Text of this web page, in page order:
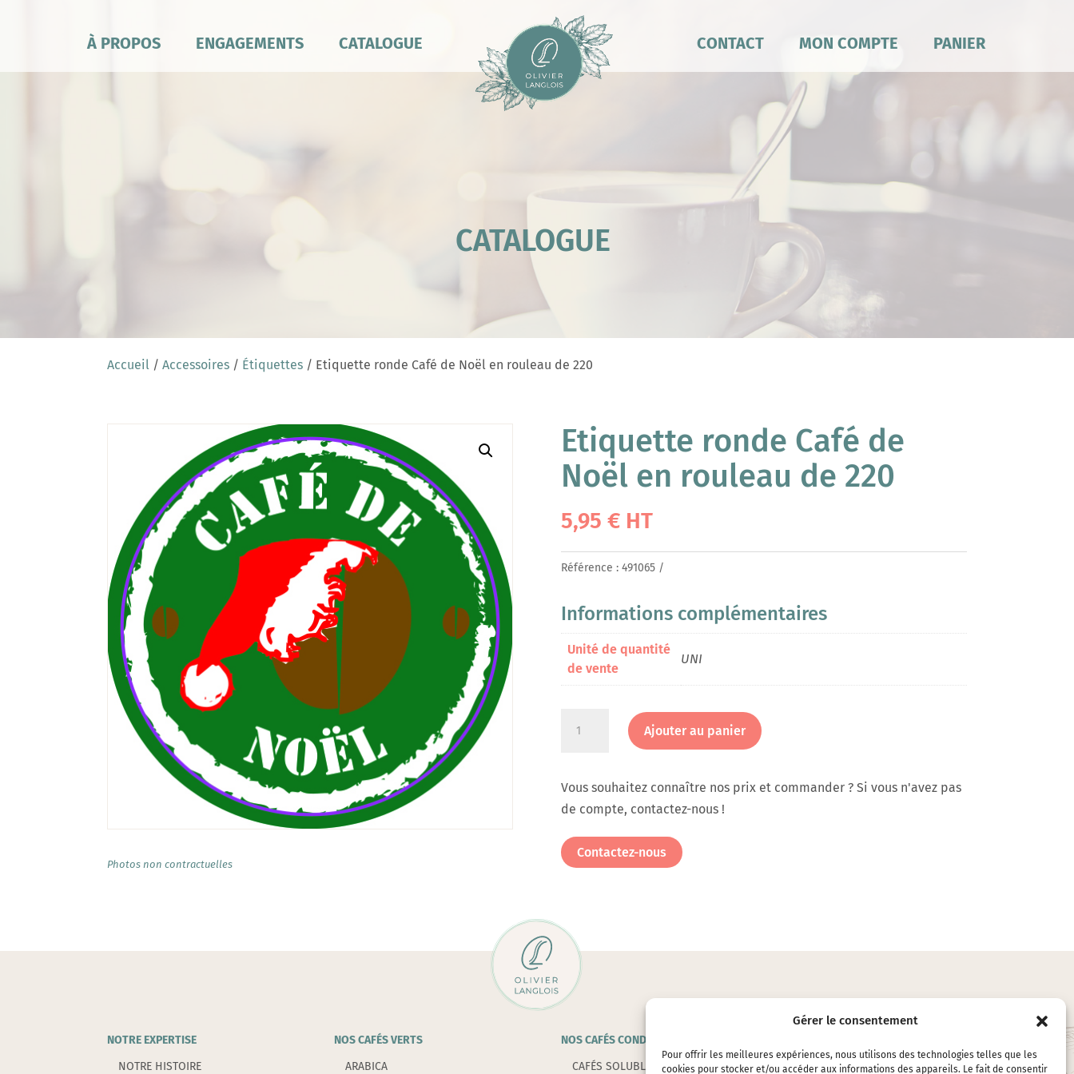
Gérer le consentement
Pour offrir les meilleures expériences, nous utilisons des technologies telles que les
cookies pour stocker et/ou accéder aux informations des appareils. Le fait de consentir
À PROPOS ENGAGEMENTS CATALOGUE CONTACT MON COMPTE PANIER
CATALOGUE
Accueil /Accessoires / Étiquettes / Etiquette ronde Café de Noël en rouleau de 220
Photos non contractuelles
Etiquette ronde Café de
Noël en rouleau de 220
5,95 € HT
Référence : 491065
Informations complémentaires
Unité de quantité
de vente
UNI
ronde
Café
Noël
en
220
Ajouter au panier
Vous souhaitez connaître nos prix et commander ? Si vous n'avez pas
de compte, contactez-nous !
Contactez-nous
NOTRE EXPERTISE
NOTRE HISTOIRE
NOS CAFÉS VERTS
ARABICA
NOS CAFÉS CONDITIONNÉS
CAFÉS SOLUBLES
EMBALLAGES